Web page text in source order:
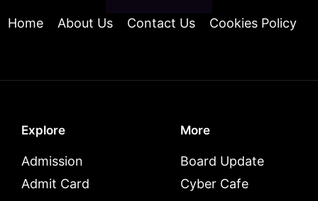
Home About Us Contact Us Cookies Policy
Explore
Admission
Admit Card
More
Board Update
Cyber Cafe